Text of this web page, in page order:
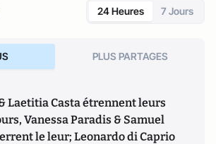
24 Heures 7 Jours
PLUS PARTAGES
Laetitia Casta étrennent leurs
Vanessa Paradis & Samuel
le leur; Leonardo di Caprio